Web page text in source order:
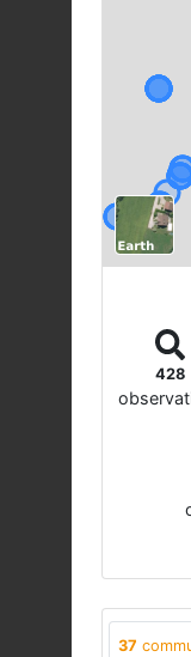
428
37